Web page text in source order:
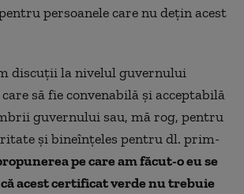
persoanele care nu dețin acest
discuții la nivelul guvernului
să fie convenabilă și acceptabilă
guvernului sau, mă rog, pentru
și bineînțeles pentru dl. prim-
pe care am făcut-o eu se
acest certificat verde nu trebuie